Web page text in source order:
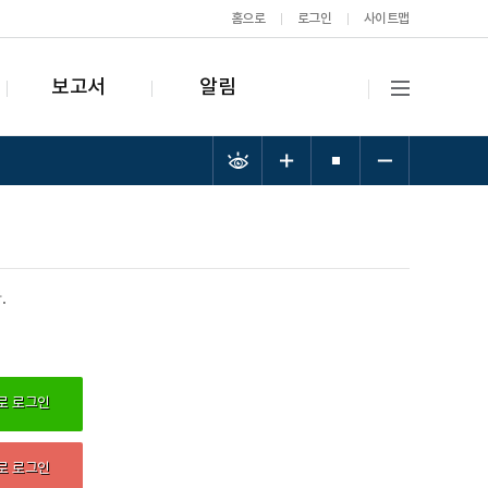
홈으로 로그인 사이트맵
보고서 알림
로그인
로그인